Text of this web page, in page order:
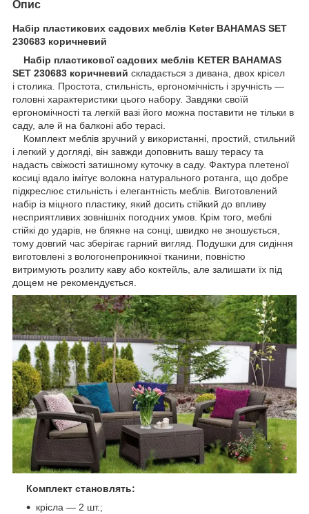
Опис
Набір пластикових садових меблів Keter BAHAMAS SET
230683 коричневий
Набір пластикової садових меблів KETER BAHAMAS
SET 230683 коричневий складається з дивана, двох крісел
і столика. Простота, стильність, ергономічність і зручність —
головні характеристики цього набору. Завдяки своїй
ергономічності та легкій вазі його можна поставити не тільки в
саду, але й на балконі або терасі.
Комплект меблів зручний у використанні, простий, стильний
і легкий у догляді, він завжди доповнить вашу терасу та
надасть свіжості затишному куточку в саду. Фактура плетеної
косиці вдало імітує волокна натурального ротанга, що добре
підкреслює стильність і елегантність меблів. Виготовлений
набір із міцного пластику, який досить стійкий до впливу
несприятливих зовнішніх погодних умов. Крім того, меблі
стійкі до ударів, не блякне на сонці, швидко не зношується,
тому довгий час зберігає гарний вигляд. Подушки для сидіння
виготовлені з вологонепроникної тканини, повністю
витримують розлиту каву або коктейль, але залишати їх під
дощем не рекомендується.
Комплект становлять:
крісла — 2 шт.;